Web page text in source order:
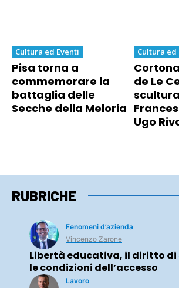
Cultura ed Eventi
Pisa torna a
commemorare la
battaglia delle
Secche della Meloria
Cultura ed
de Le
Ugo
RUBRICHE
Fenomeni d’azienda
Vincenzo Zarone
Libertà educativa, il diritto di
le condizioni dell’accesso
Lavoro